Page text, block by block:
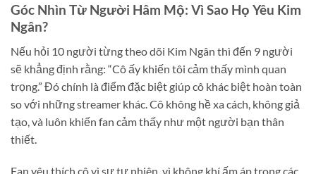
Góc Nhìn Từ Người Hâm Mộ: Vì Sao Họ Yêu Kim
Ngân?
Nếu hỏi 10 người từng theo dõi Kim Ngân thì đến 9 người
sẽ khẳng định rằng: “Cô ấy khiến tôi cảm thấy mình quan
trọng.” Đó chính là điểm đặc biệt giúp cô khác biệt hoàn toàn
so với những streamer khác. Cô không hề xa cách, không giả
tạo, và luôn khiến fan cảm thấy như một người bạn thân
thiết.
Fan yêu thích cô vì sự tự nhiên, vì không khí ấm áp trong các